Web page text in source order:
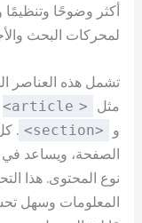
أكثر وضوحًا
لمحركات البحث
تشمل هذه العناصر
مثل
<header>
<article>
و
<section>
.
الصفحة، ويساعد في
نوع المحتوى. هذا